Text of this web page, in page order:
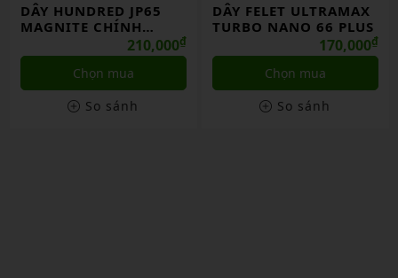
DÂY HUNDRED JP65
MAGNITE CHÍNH
210,000₫
Chọn mua
So sánh
DÂY FELET ULTRAMAX
TURBO NANO 66 PLUS
170,000₫
Chọn mua
So sánh